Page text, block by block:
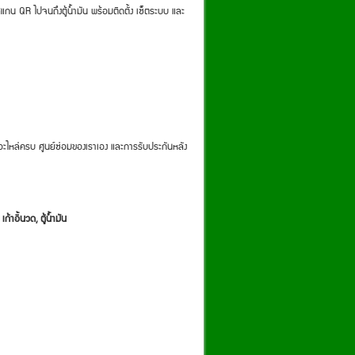
น QR ไปจนถึงตู้น้ำมัน พร้อมติดตั้ง เซ็ตระบบ และ
หล่ครบ ศูนย์ซ่อมของเราเอง และการรับประกันหลัง
ก้าอี้นวด, ตู้น้ำมัน